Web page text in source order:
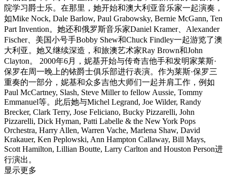
院学习爵士乐。在那里，她开始和澳大利亚音乐家一起演奏，
如Mike Nock, Dale Barlow, Paul Grabowsky, Bernie McGann, Ten
Part Invention。她还和俄罗斯音乐家Daniel Kramer、Alexander
Fischer、美国小号手Bobby Shew和Chuck Findley一起游览了澳
大利亚。她又继续深造，和旅澳艺术家Ray Brown和John
Clayton。 2000年6月，妮基开始与传奇吉他手和发明家莱斯·
保罗在周一晚上的铱爵士俱乐部进行表演。作为莱斯·保罗三
重奏的一部分，妮基和众多吉他大师们一起并肩工作，例如
Paul McCartney, Slash, Steve Miller to fellow Aussie, Tommy
Emmanuel等。此后她与Michel Legrand, Joe Wilder, Randy
Brecker, Clark Terry, Jose Feliciano, Bucky Pizzarelli, John
Pizzarelli, Dick Hyman, Patti Labelle & the New York Pops
Orchestra, Harry Allen, Warren Vache, Marlena Shaw, David
Krakauer, Ken Peplowski, Ann Hampton Callaway, Bill Mays,
Scott Hamilton, Lillian Boutte, Larry Carlton and Houston Person进
行演出。
显示更多